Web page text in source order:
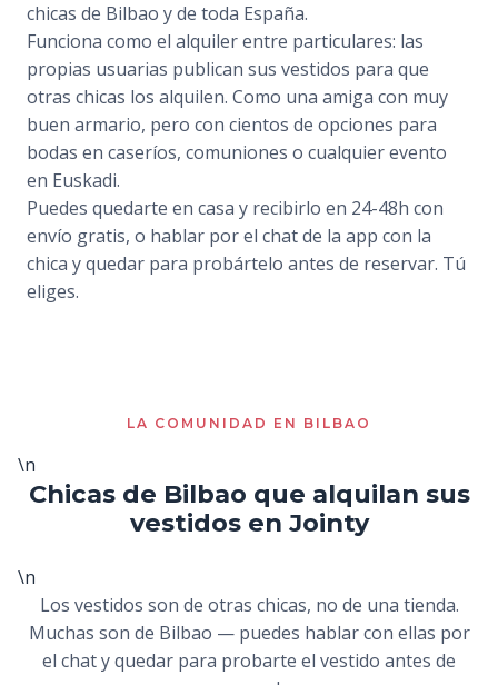
chicas de Bilbao y de toda España.
Funciona como el alquiler entre particulares: las
propias usuarias publican sus vestidos para que
otras chicas los alquilen. Como una amiga con muy
buen armario, pero con cientos de opciones para
bodas en caseríos, comuniones o cualquier evento
en Euskadi.
Puedes quedarte en casa y recibirlo en 24-48h con
envío gratis, o hablar por el chat de la app con la
chica y quedar para probártelo antes de reservar. Tú
eliges.
LA COMUNIDAD EN BILBAO
\n
Chicas de Bilbao que alquilan sus
vestidos en Jointy
\n
Los vestidos son de otras chicas, no de una tienda.
Muchas son de Bilbao — puedes hablar con ellas por
el chat y quedar para probarte el vestido antes de